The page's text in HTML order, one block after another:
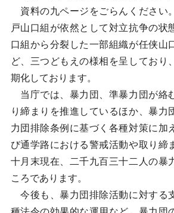
資料の九ページをごらんください
戸山口組が依然として対立抗争の状
口組から分裂した一部組織が任侠山
ど、三つどもえの様相を呈しており
期化しております。
当庁では、暴力団、準暴力団が絡
り締まりを推進しているほか、暴力
力団排除条例に基づく各種対策に加
び通学路における警戒活動や取り締
十月末現在、二千九百三十二人の暴
ころであります。
今後も、暴力団排除活動に対する